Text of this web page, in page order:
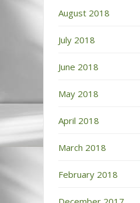
August 2018
July 2018
June 2018
May 2018
April 2018
March 2018
February 2018